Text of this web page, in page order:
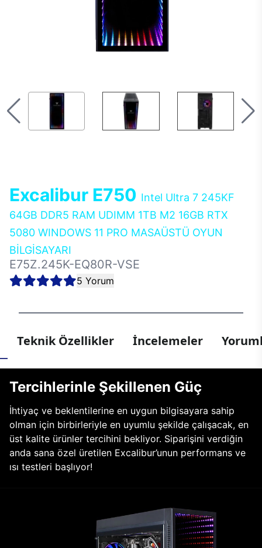
Excalibur E750 Intel Ultra 7 245KF
64GB DDR5 RAM UDIMM 1TB M2 16GB RTX
5080 WINDOWS 11 PRO MASAÜSTÜ OYUN
BİLGİSAYARI
E75Z.245K-EQ80R-VSE
5 Yorum
Teknik Özellikler İncelemeler
Tercihlerinle Şekillenen Güç
İhtiyaç ve beklentilerine en uygun bilgisayara sahip
olman için birbirleriyle en uyumlu şekilde çalışacak, en
üst kalite ürünler tercihini bekliyor. Siparişini verdiğin
anda sana özel üretilen Excalibur’unun performans ve
ısı testleri başlıyor!